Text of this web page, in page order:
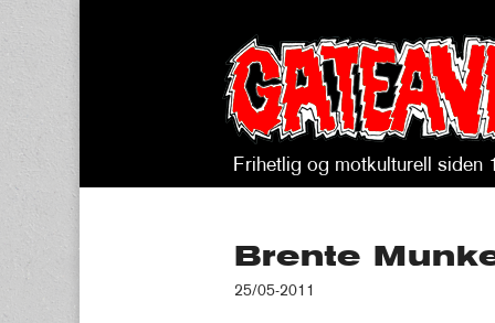
Frihetlig og motkulturell siden
Brente
25/05-2011